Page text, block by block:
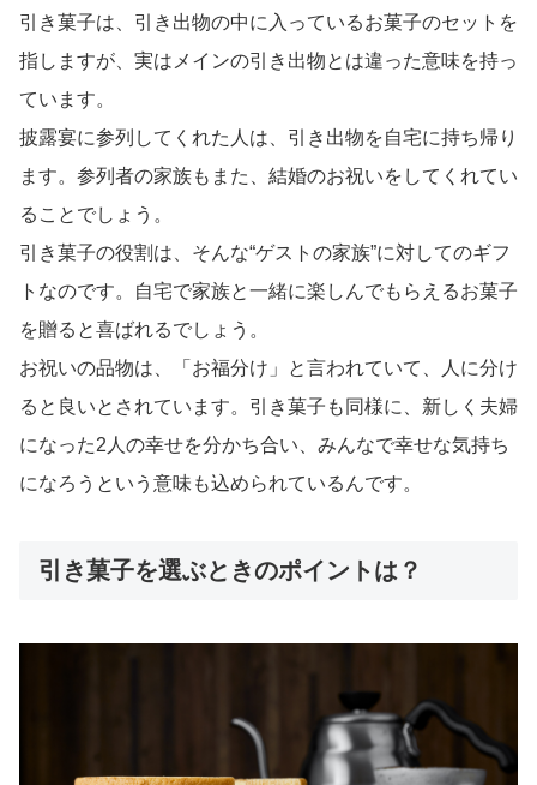
引き菓子は、引き出物の中に入っているお菓子のセットを
指しますが、実はメインの引き出物とは違った意味を持っ
ています。
披露宴に参列してくれた人は、引き出物を自宅に持ち帰り
ます。参列者の家族もまた、結婚のお祝いをしてくれてい
ることでしょう。
引き菓子の役割は、そんな“ゲストの家族”に対してのギフ
トなのです。自宅で家族と一緒に楽しんでもらえるお菓子
を贈ると喜ばれるでしょう。
お祝いの品物は、「お福分け」と言われていて、人に分け
ると良いとされています。引き菓子も同様に、新しく夫婦
になった2人の幸せを分かち合い、みんなで幸せな気持ち
になろうという意味も込められているんです。
引き菓子を選ぶときのポイントは？